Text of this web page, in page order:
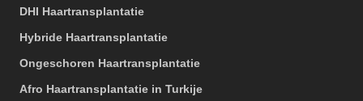
DHI Haartransplantatie
Hybride Haartransplantatie
Ongeschoren Haartransplantatie
Afro Haartransplantatie in Turkije